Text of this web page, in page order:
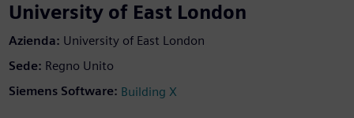
University of East London
Azienda: University of East London
Sede: Regno Unito
Siemens Software: Building X